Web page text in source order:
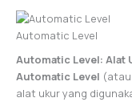
Automatic Level
Automatic Level: Alat
Automatic Level
alat ukur yang